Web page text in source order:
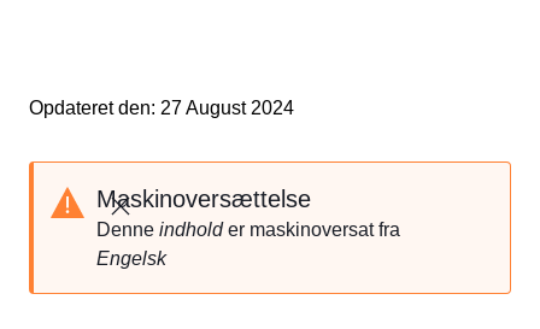
Opdateret den: 27 August 2024
Luk
Maskinoversættelse
Denne indholder maskinoversat fra
Engelsk